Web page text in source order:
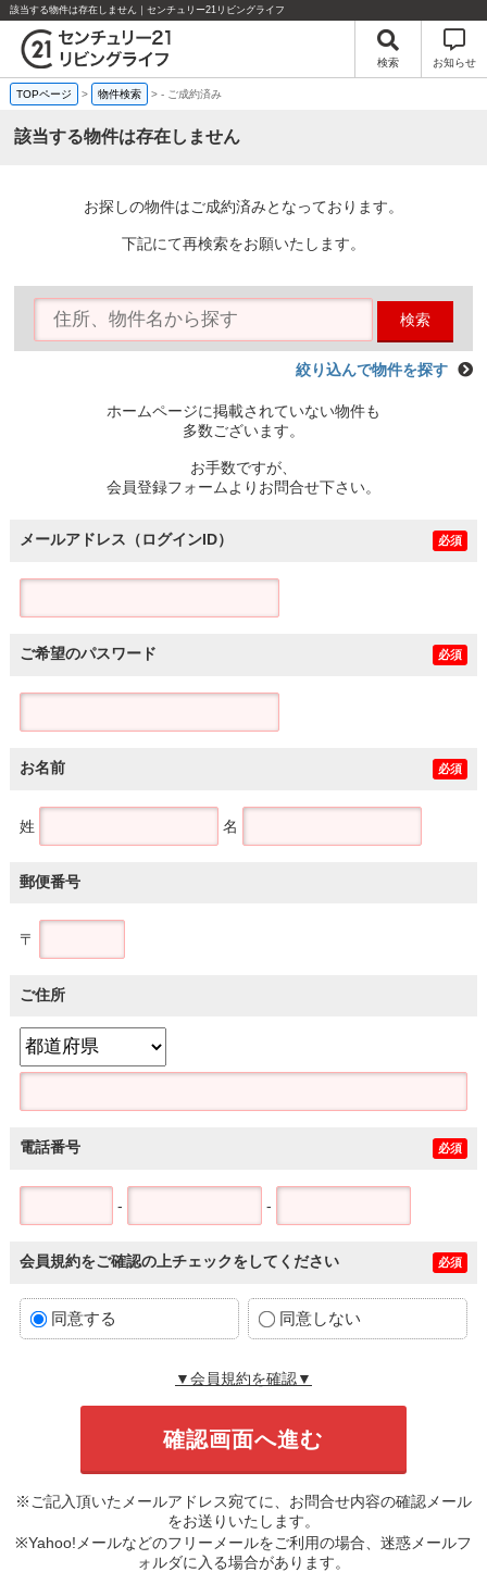
該当する物件は存在しません｜センチュリー21リビングライフ
検索 お知らせ
TOPページ > 物件検索 >- ご成約済み
該当する物件は存在しません
お探しの物件はご成約済みとなっております。
下記にて再検索をお願いたします。
検索
絞り込んで物件を探す
ホームページに掲載されていない物件も
多数ございます。
お手数ですが、
会員登録フォームよりお問合せ下さい。
メールアドレス（ログインID） 必須
ご希望のパスワード 必須
お名前 必須
姓 名
郵便番号
〒
ご住所
電話番号 必須
- -
会員規約をご確認の上チェックをしてください 必須
同意する 同意しない
▼会員規約を確認▼
※ご記入頂いたメールアドレス宛てに、お問合せ内容の確認メール
をお送りいたします。
※Yahoo!メールなどのフリーメールをご利用の場合、迷惑メールフ
ォルダに入る場合があります。